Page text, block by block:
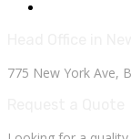
775 New York Ave,